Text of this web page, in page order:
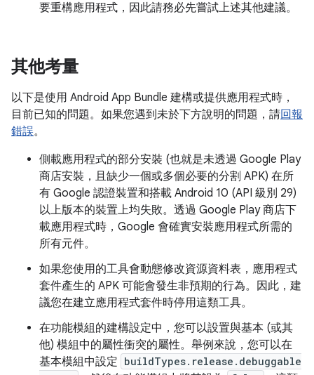
要重構應用程式，因此請務必先嘗試上述其他建議。
其他考量
以下是使用 Android App Bundle 建構或提供應用程式時，
目前已知的問題。如果您遇到未於下方說明的問題，請回報
錯誤。
側載應用程式的部分安裝 (也就是未透過 Google Play
商店安裝，且缺少一個或多個必要的分割 APK) 在所
有 Google 認證裝置和搭載 Android 10 (API 級別 29)
以上版本的裝置上均失敗。透過 Google Play 商店下
載應用程式時，Google 會確實安裝應用程式所需的
所有元件。
如果您使用的工具會動態修改資源資料表，應用程式
套件產生的 APK 可能會發生非預期的行為。因此，建
議您在建立應用程式套件時停用這類工具。
在功能模組的建構設定中，您可以設置與基本 (或其
他) 模組中的屬性衝突的屬性。舉例來說，您可以在
基本模組中設定 buildTypes.release.debuggable